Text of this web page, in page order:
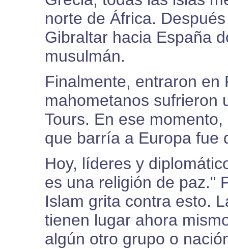
norte de África.
Gibraltar hacia España
musulmán.
Finalmente, entraron en
mahometanos sufrieron
Tours. En ese
que barría a Europa fue
Hoy, líderes y
es una religión de paz."
Islam grita contra esto.
tienen lugar ahora
algún otro grupo o